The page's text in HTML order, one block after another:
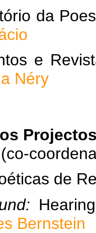
da
e
Néry
(co-
de
Bernstein